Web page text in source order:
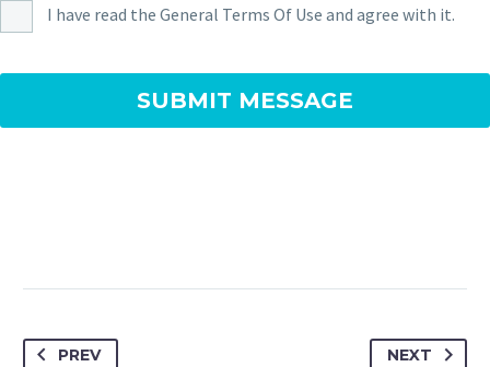
I have read the General Terms Of Use and agree with it.
PREV NEXT